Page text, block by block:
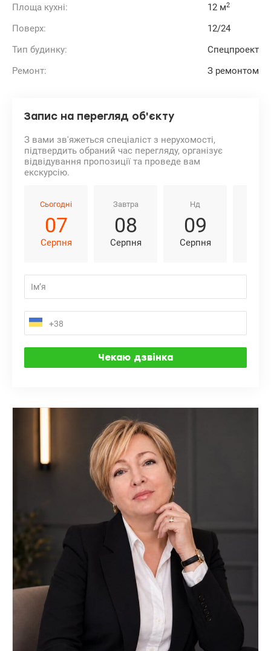
Площа кухні: 12 м2
Поверх:
12/24
Тип будинку:
Спецпроект
Ремонт:
З ремонтом
Запис на перегляд об'єкту
З вами зв'яжеться спеціаліст з нерухомості,
підтвердить обраний час перегляду, організує
відвідування пропозиції та проведе вам
екскурсію.
Сьогодні
07
Серпня
Завтра
08
Серпня
Нд
09
Серпня